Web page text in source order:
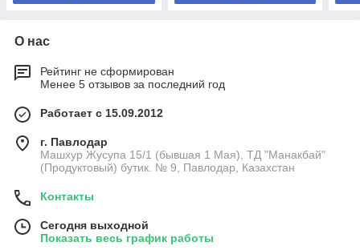
О нас
Рейтинг не сформирован
Менее 5 отзывов за последний год
Работает с 15.09.2012
г. Павлодар
Машхур Жусупа 15/1 (бывшая 1 Мая), ТД "Манакбай"
(Продуктовый) бутик. № 9, Павлодар, Казахстан
Контакты
Сегодня выходной
Показать весь график работы